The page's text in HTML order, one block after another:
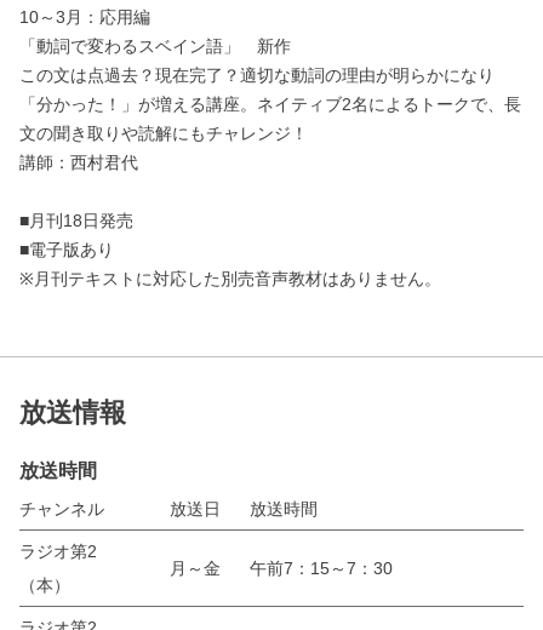
10～3月：応用編
「動詞で変わるスベイン語」 新作
この文は点過去？現在完了？適切な動詞の理由が明らかになり
「分かった！」が増える講座。ネイティブ2名によるトークで、長
文の聞き取りや読解にもチャレンジ！
講師：西村君代
■月刊18日発売
■電子版あり
※月刊テキストに対応した別売音声教材はありません。
放送情報
放送時間
チャンネル 放送日 放送時間
ラジオ第2
（本）
月～金 午前7：15～7：30